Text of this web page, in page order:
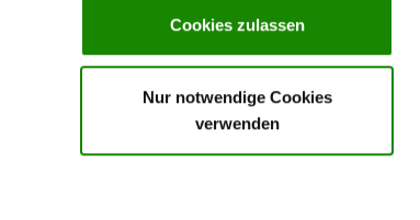
Cookies zulassen
Nur notwendige Cookies
verwenden